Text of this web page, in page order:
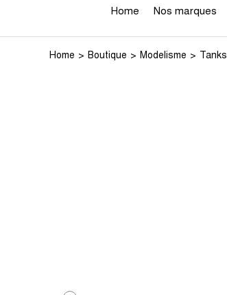
Home Nos marques
Home Boutique Modelisme Tanks